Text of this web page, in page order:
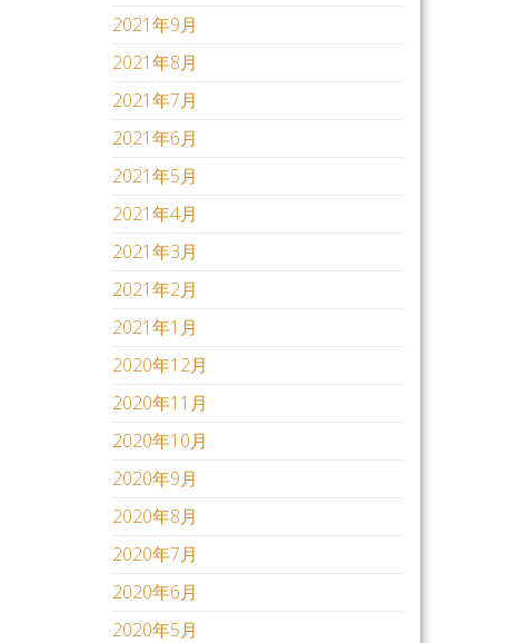
2021年9月
2021年8月
2021年7月
2021年6月
2021年5月
2021年4月
2021年3月
2021年2月
2021年1月
2020年12月
2020年11月
2020年10月
2020年9月
2020年8月
2020年7月
2020年6月
2020年5月